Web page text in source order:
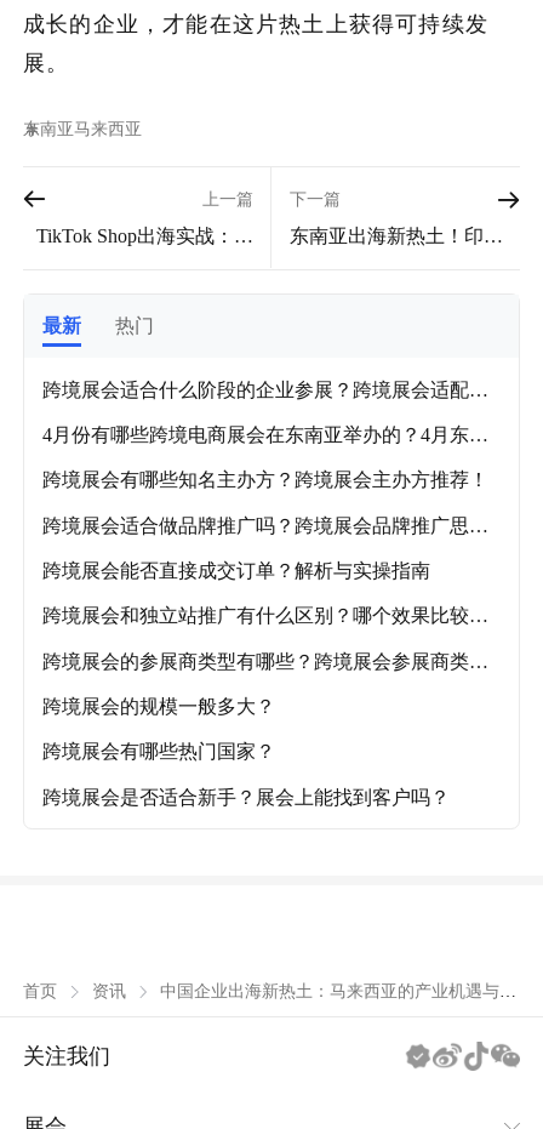
成长的企业，才能在这片热土上获得可持续发
展。
东南亚马来西亚
上一篇
TikTok Shop出海实战：东
下一篇
​​东南亚出海新热土！印尼
最新
热门
跨境展会适合什么阶段的企业参展？跨境展会适配企
4月份有哪些跨境电商展会在东南亚举办的？4月东南
跨境展会有哪些知名主办方？跨境展会主办方推荐！
跨境展会适合做品牌推广吗？跨境展会品牌推广思路
跨境展会能否直接成交订单？解析与实操指南
跨境展会和独立站推广有什么区别？哪个效果比较
跨境展会的参展商类型有哪些？跨境展会参展商类型
跨境展会的规模一般多大？
跨境展会有哪些热门国家？
跨境展会是否适合新手？展会上能找到客户吗？
首页 资讯
中国企业出海新热土：马来西亚的产业机遇与未
关注我们